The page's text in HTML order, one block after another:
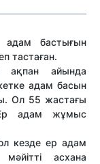
бастығын
тастаған.
ақпан айында
адам басын
Ол 55 жастағы
адам жұмыс
кезде ер адам
асхана